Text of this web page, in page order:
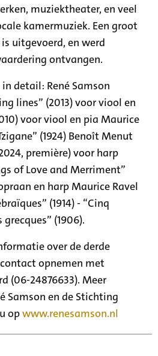
muziektheater, en veel
kamermuziek. Een groot
uitgevoerd, en werd
ontvangen.
detail: René Samson
lines” (2013) voor viool en
voor viool en pia Maurice
(1924) Benoît Menut
première) voor harp
of Love and Merriment”
en harp Maurice Ravel
(1914) - “Cinq
(1906).
over de derde
opnemen met
(06-24876633). Meer
Samson en de Stichting
opwww.renesamson.nl